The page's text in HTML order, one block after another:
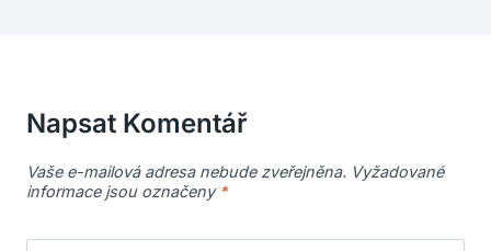
Napsat Komentář
Vaše e-mailová adresa nebude zveřejněna. Vyžadované
informace jsou označeny *